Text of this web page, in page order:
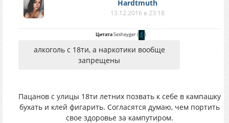
Hardtmuth
13.12.2016 в 23:18
ЦитатаSesheyger( )
алкоголь с 18ти, а наркотики вообще
запрещены
Пацанов с улицы 18ти летних позвать к себе в кампашку
бухать и клей фигарить. Согласятся думаю, чем портить
свое здоровье за кампутиром.